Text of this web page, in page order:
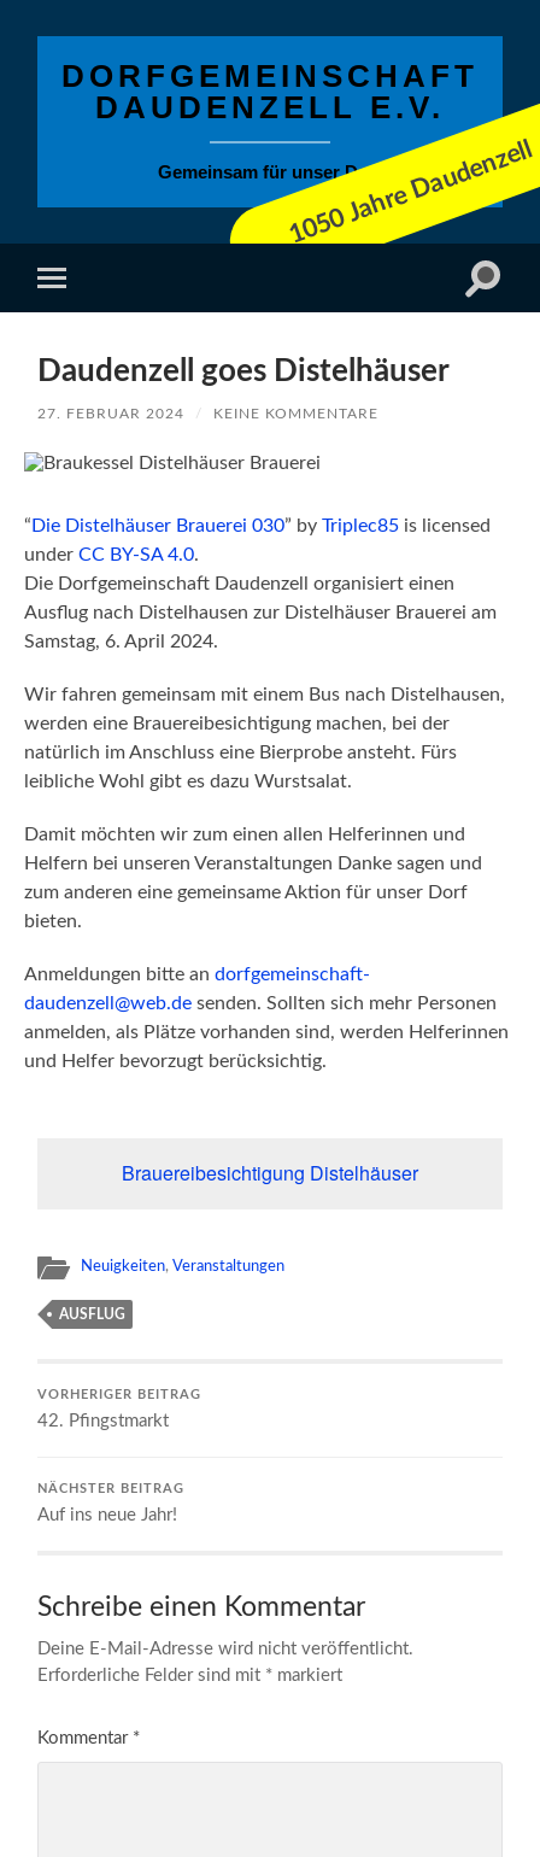
DORFGEMEINSCHAFT
DAUDENZELL E.V.
Gemeinsam für unser Dorf
Menü
Daudenzell goes Distelhäuser
27. FEBRUAR 2024 / KEINE KOMMENTARE
“Die Distelhäuser Brauerei 030” by Triplec85 is licensed
under CC BY-SA 4.0.
Die Dorfgemeinschaft Daudenzell organisiert einen
Ausflug nach Distelhausen zur Distelhäuser Brauerei am
Samstag, 6. April 2024.
Wir fahren gemeinsam mit einem Bus nach Distelhausen,
werden eine Brauereibesichtigung machen, bei der
natürlich im Anschluss eine Bierprobe ansteht. Fürs
leibliche Wohl gibt es dazu Wurstsalat.
Damit möchten wir zum einen allen Helferinnen und
Helfern bei unseren Veranstaltungen Danke sagen und
zum anderen eine gemeinsame Aktion für unser Dorf
bieten.
Anmeldungen bitte an dorfgemeinschaft-
daudenzell@web.de senden. Sollten sich mehr Personen
anmelden, als Plätze vorhanden sind, werden Helferinnen
und Helfer bevorzugt berücksichtig.
Brauereibesichtigung Distelhäuser
Neuigkeiten,Veranstaltungen
AUSFLUG
VORHERIGER BEITRAG
42. Pfingstmarkt
NÄCHSTER BEITRAG
Auf ins neue Jahr!
Schreibe einen Kommentar
Deine E-Mail-Adresse wird nicht veröffentlicht.
Erforderliche Felder sind mit * markiert
Kommentar *